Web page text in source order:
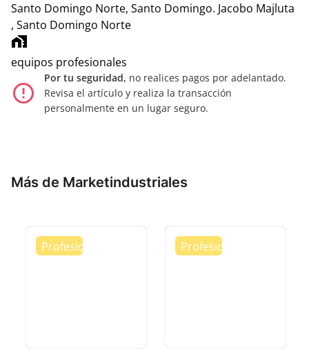
Santo Domingo Norte, Santo Domingo. Jacobo Majluta
, Santo Domingo Norte
home_work
equipos profesionales
error_outline
Por tu seguridad, no realices pagos por adelantado.
Revisa el artículo y realiza la transacción
personalmente en un lugar seguro.
Más de Marketindustriales